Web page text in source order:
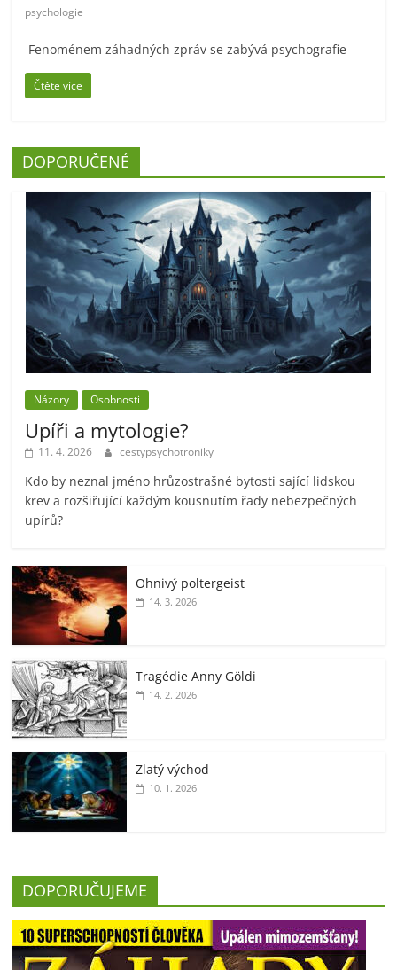
psychologie
Fenoménem záhadných zpráv se zabývá psychografie
Čtěte více
DOPORUČENÉ
Názory Osobnosti
Upíři a mytologie?
11. 4. 2026 cestypsychotroniky
Kdo by neznal jméno hrůzostrašné bytosti sající lidskou
krev a rozšiřující každým kousnutím řady nebezpečných
upírů?
Ohnivý poltergeist
14. 3. 2026
Tragédie Anny Göldi
14. 2. 2026
Zlatý východ
10. 1. 2026
DOPORUČUJEME